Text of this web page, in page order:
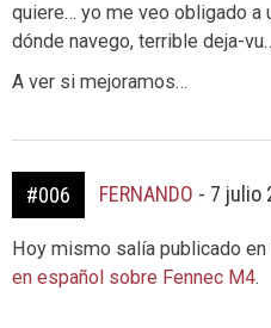
quiere… yo me veo obligado a
dónde navego, terrible deja-
A ver si mejoramos…
#006 FERNANDO - 7 julio
Hoy mismo salía publicado
en español sobre Fennec M4.